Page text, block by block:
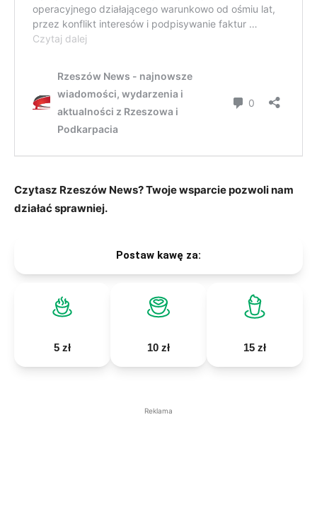
Czytasz Rzeszów News? Twoje wsparcie pozwoli nam
działać sprawniej.
Postaw kawę za:
5 zł 10 zł 15 zł
Reklama